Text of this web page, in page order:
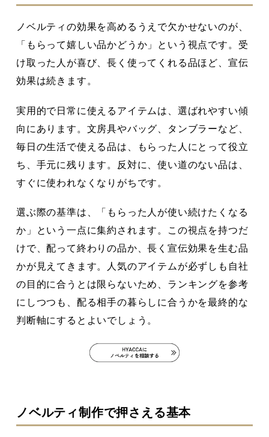
ノベルティの効果を高めるうえで欠かせないのが、
「もらって嬉しい品かどうか」という視点です。受
け取った人が喜び、長く使ってくれる品ほど、宣伝
効果は続きます。
実用的で日常に使えるアイテムは、選ばれやすい傾
向にあります。文房具やバッグ、タンブラーなど、
毎日の生活で使える品は、もらった人にとって役立
ち、手元に残ります。反対に、使い道のない品は、
すぐに使われなくなりがちです。
選ぶ際の基準は、「もらった人が使い続けたくなる
か」という一点に集約されます。この視点を持つだ
けで、配って終わりの品か、長く宣伝効果を生む品
かが見えてきます。人気のアイテムが必ずしも自社
の目的に合うとは限らないため、ランキングを参考
にしつつも、配る相手の暮らしに合うかを最終的な
判断軸にするとよいでしょう。
ノベルティ制作で押さえる基本